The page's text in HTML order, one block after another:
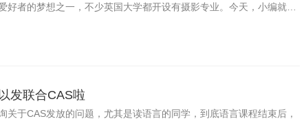
好者的梦想之一，不少英国大学都开设有摄影专业。今天，小编就为
发联合CAS啦
关于CAS发放的问题，尤其是读语言的同学，到底语言课程结束后，